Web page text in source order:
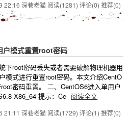
22:16 深巷老猫 阅读(1281) 评论(0) 推荐(0)
户模式重置root密码
下root密码丢失或者需要破解物理机器用
模式进行重置root密码。本文介绍CentO
密码重置。 二、CentOS6进入单用户
X86_64 提示：Ce 阅读全文
21:11 深巷老猫 阅读(1729) 评论(1) 推荐(0)